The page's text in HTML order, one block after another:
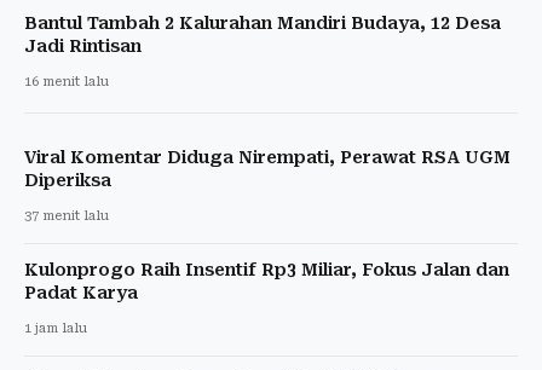
Bantul Tambah 2 Kalurahan Mandiri Budaya, 12 Desa
Jadi Rintisan
16 menit lalu
Viral Komentar Diduga Nirempati, Perawat RSA UGM
Diperiksa
37 menit lalu
Kulonprogo Raih Insentif Rp3 Miliar, Fokus Jalan dan
Padat Karya
1 jam lalu